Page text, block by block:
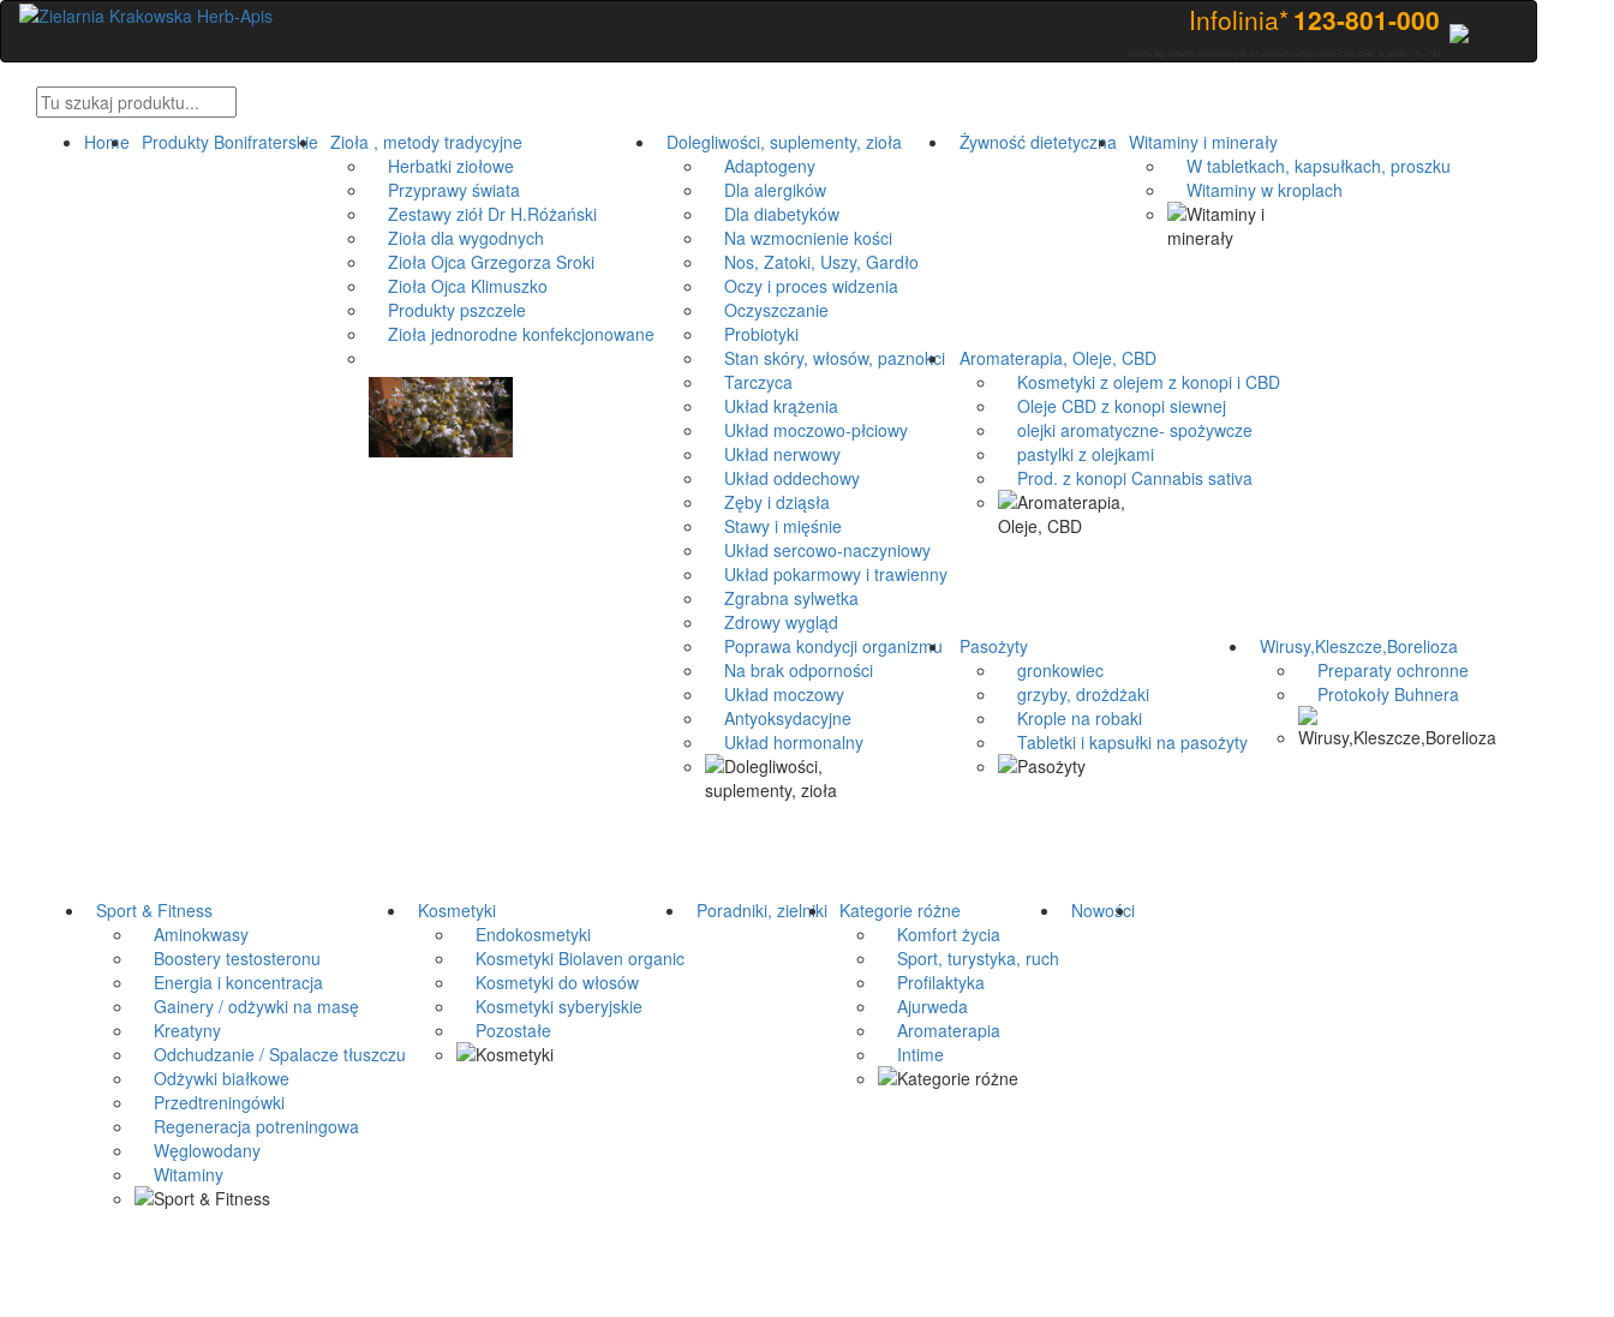
Infolinia* 123-801-000
Home Produkty Bonifraterskie Zioła , metody tradycyjne
Herbatki ziołowe
Przyprawy świata
Zestawy ziół Dr H.Różański
Zioła dla wygodnych
Zioła Ojca Grzegorza Sroki
Zioła Ojca Klimuszko
Produkty pszczele
Zioła jednorodne konfekcjonowane
Dolegliwości, suplementy, zioła
Adaptogeny
Dla alergików
Dla diabetyków
Na wzmocnienie kości
Nos, Zatoki, Uszy, Gardło
Oczy i proces widzenia
Oczyszczanie
Probiotyki
Stan skóry, włosów, paznokci
Tarczyca
Układ krążenia
Układ moczowo-płciowy
Układ nerwowy
Układ oddechowy
Zęby i dziąsła
Stawy i mięśnie
Układ sercowo-naczyniowy
Układ pokarmowy i trawienny
Zgrabna sylwetka
Zdrowy wygląd
Poprawa kondycji organizmu
Na brak odporności
Układ moczowy
Antyoksydacyjne
Układ hormonalny
Żywność dietetyczna Witaminy i minerały
W tabletkach, kapsułkach, proszku
Witaminy w kroplach
Aromaterapia, Oleje, CBD
Kosmetyki z olejem z konopi i CBD
Oleje CBD z konopi siewnej
olejki aromatyczne- spożywcze
pastylki z olejkami
Prod. z konopi Cannabis sativa
Pasożyty
gronkowiec
grzyby, drożdżaki
Krople na robaki
Tabletki i kapsułki na pasożyty
Wirusy,Kleszcze,Borelioza
Preparaty ochronne
Protokoły Buhnera
Sport & Fitness
Aminokwasy
Boostery testosteronu
Energia i koncentracja
Gainery / odżywki na masę
Kreatyny
Odchudzanie / Spalacze tłuszczu
Odżywki białkowe
Przedtreningówki
Regeneracja potreningowa
Węglowodany
Witaminy
Kosmetyki
Endokosmetyki
Kosmetyki Biolaven organic
Kosmetyki do włosów
Kosmetyki syberyjskie
Pozostałe
Poradniki, zielniki Kategorie różne
Komfort życia
Sport, turystyka, ruch
Profilaktyka
Ajurweda
Aromaterapia
Intime
Nowości